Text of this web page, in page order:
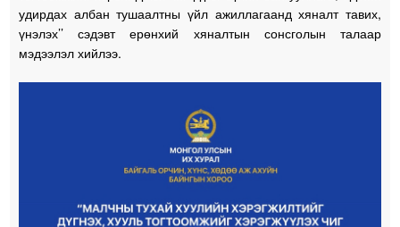
удирдах албан тушаалтны үйл ажиллагаанд хяналт тавих,
үнэлэх’’ сэдэвт ерөнхий хяналтын сонсголын талаар
мэдээлэл хийлээ.